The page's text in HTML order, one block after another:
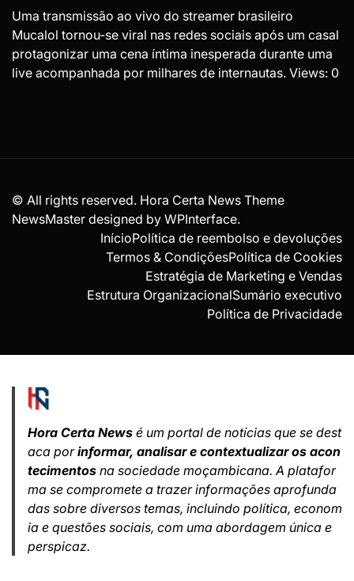
Uma transmissão ao vivo do streamer brasileiro
Mucalol tornou-se viral nas redes sociais após um casal
protagonizar uma cena íntima inesperada durante uma
live acompanhada por milhares de internautas. Views: 0
© All rights reserved. Hora Certa News Theme
NewsMaster designed by WPInterface.
InícioPolítica de reembolso e devoluções
Termos & CondiçõesPolítica de Cookies
Estratégia de Marketing e Vendas
Estrutura OrganizacionalSumário executivo
Política de Privacidade
Hora Certa News é um portal de notícias que se dest
aca porinformar, analisar e contextualizar os acon
tecimentos na sociedade moçambicana. A platafor
ma se compromete a trazer informações aprofunda
das sobre diversos temas, incluindo política, econom
ia e questões sociais, com uma abordagem única e
perspicaz.